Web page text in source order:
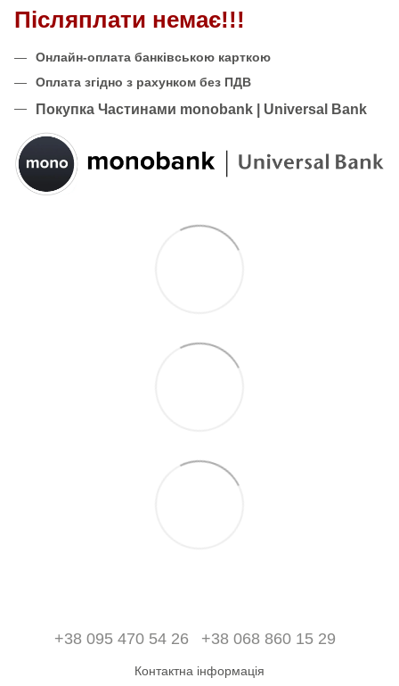
Післяплати немає!!!
Онлайн-оплата банківською карткою
Оплата згідно з рахунком без ПДВ
Покупка Частинами monobank | Universal Bank
+38 095 470 54 26 +38 068 860 15 29
Контактна інформація